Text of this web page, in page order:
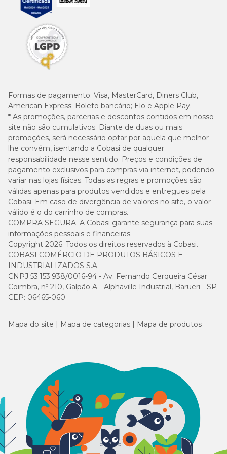
Formas de pagamento: Visa, MasterCard, Diners Club,
American Express; Boleto bancário; Elo e Apple Pay.
* As promoções, parcerias e descontos contidos em nosso
site não são cumulativos. Diante de duas ou mais
promoções, será necessário optar por aquela que melhor
lhe convém, isentando a Cobasi de qualquer
responsabilidade nesse sentido. Preços e condições de
pagamento exclusivos para compras via internet, podendo
variar nas lojas físicas. Todas as regras e promoções são
válidas apenas para produtos vendidos e entregues pela
Cobasi. Em caso de divergência de valores no site, o valor
válido é o do carrinho de compras.
COMPRA SEGURA. A Cobasi garante segurança para suas
informações pessoais e financeiras.
Copyright 2026. Todos os direitos reservados à Cobasi.
COBASI COMÉRCIO DE PRODUTOS BÁSICOS E
INDUSTRIALIZADOS S.A.
CNPJ 53.153.938/0016-94 - Av. Fernando Cerqueira César
Coimbra, nº 210, Galpão A - Alphaville Industrial, Barueri - SP
CEP: 06465-060
Mapa do site Mapa de categorias Mapa de produtos